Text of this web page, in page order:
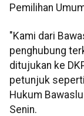
Pemilihan
"Kami dari
penghubung
ditujukan ke
petunjuk
Hukum
Senin.